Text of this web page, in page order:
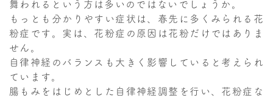
舞われるという方は多いのではないでしょうか。
もっとも分かりやすい症状は、春先に多くみられる花
粉症です。実は、花粉症の原因は花粉だけではありま
せん。
自律神経のバランスも大きく影響していると考えられ
ています。
腸もみをはじめとした自律神経調整を行い、花粉症な